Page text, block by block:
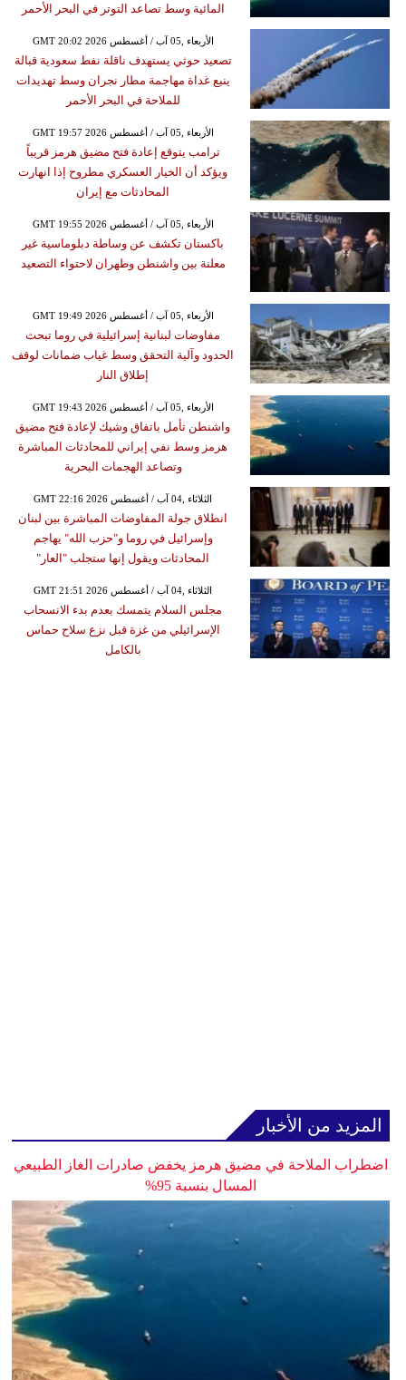
المائية وسط تصاعد التوتر في البحر الأحمر
GMT 20:02 2026 الأربعاء ,05 آب / أغسطس
تصعيد حوثي يستهدف ناقلة نفط سعودية قبالة
ينبع غداة مهاجمة مطار نجران وسط تهديدات
للملاحة في البحر الأحمر
GMT 19:57 2026 الأربعاء ,05 آب / أغسطس
ترامب يتوقع إعادة فتح مضيق هرمز قريباً
ويؤكد أن الخيار العسكري مطروح إذا انهارت
المحادثات مع إيران
GMT 19:55 2026 الأربعاء ,05 آب / أغسطس
باكستان تكشف عن وساطة دبلوماسية غير
معلنة بين واشنطن وطهران لاحتواء التصعيد
GMT 19:49 2026 الأربعاء ,05 آب / أغسطس
مفاوضات لبنانية إسرائيلية في روما تبحث
الحدود وآلية التحقق وسط غياب ضمانات لوقف
إطلاق النار
GMT 19:43 2026 الأربعاء ,05 آب / أغسطس
واشنطن تأمل باتفاق وشيك لإعادة فتح مضيق
هرمز وسط نفي إيراني للمحادثات المباشرة
وتصاعد الهجمات البحرية
GMT 22:16 2026 الثلاثاء ,04 آب / أغسطس
انطلاق جولة المفاوضات المباشرة بين لبنان
وإسرائيل في روما و"حزب الله" يهاجم
المحادثات ويقول إنها ستجلب "العار"
GMT 21:51 2026 الثلاثاء ,04 آب / أغسطس
مجلس السلام يتمسك بعدم بدء الانسحاب
الإسرائيلي من غزة قبل نزع سلاح حماس
بالكامل
المزيد من الأخبار
اضطراب الملاحة في مضيق هرمز يخفض صادرات الغاز الطبيعي
المسال بنسبة 95%